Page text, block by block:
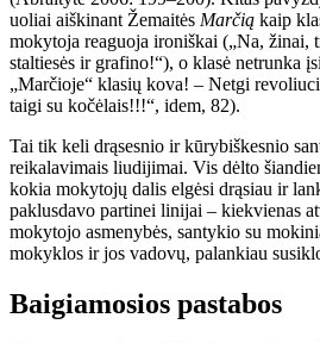
uoliai aiškinant Žemaitės Marčią kaip
mokytoja reaguoja ironiškai („Na, žinai,
staltiesės ir grafino!“), o klasė netrunka
„Marčioje“ klasių kova! – Netgi
taigi su kočėlais!!!“, idem, 82).
Tai tik keli drąsesnio ir kūrybiškesnio
reikalavimais liudijimai. Vis dėlto
kokia mokytojų dalis elgėsi drąsiau ir
paklusdavo partinei linijai – kiekvienas
mokytojo asmenybės, santykio su
mokyklos ir jos vadovų, palankiau
Baigiamosios pastabos